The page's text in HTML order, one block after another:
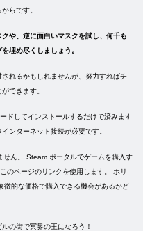
らです。
や、逆に面白いマスクを試し、何千も
埋め尽くしましょう。
れるかもしれませんが、努力すればチ
できます。
ドしてインストールするだけで済みます
ンターネット接続が必要です。
せん。 Steam ポータルでゲームを購入す
のページのリンクを使用します。 ホリ
徴的な価格で購入できる機会があるかど
の街で冥界の王になろう！